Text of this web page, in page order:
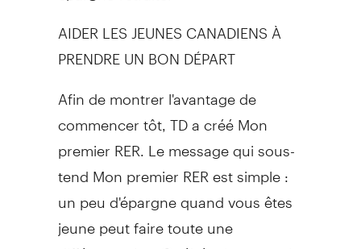
AIDER LES JEUNES CANADIENS À
PRENDRE UN BON DÉPART
Afin de montrer l'avantage de
commencer tôt, TD a créé Mon
premier RER. Le message qui sous-
tend Mon premier RER est simple :
un peu d'épargne quand vous êtes
jeune peut faire toute une